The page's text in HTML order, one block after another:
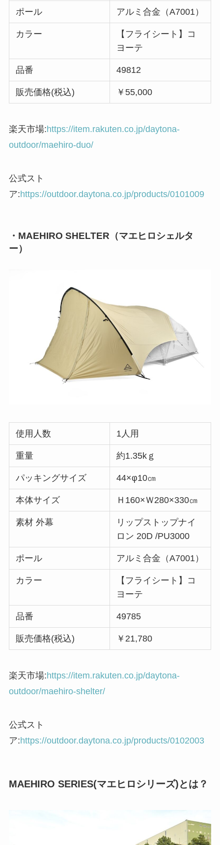
ポール アルミ合金（A7001）
カラー
【フライシート】コ
ヨーテ
品番 49812
販売価格(税込) ￥55,000
楽天市場:https://item.rakuten.co.jp/daytona-
outdoor/maehiro-duo/
公式スト
ア:https://outdoor.daytona.co.jp/products/0101009
・MAEHIRO SHELTER（マエヒロシェルタ
ー）
使用人数 1人用
重量 約1.35kｇ
パッキングサイズ 44×φ10㎝
本体サイズ Ｈ160×Ｗ280×330㎝
素材 外幕
リップストップナイ
ロン 20D /PU3000
ポール アルミ合金（A7001）
カラー
【フライシート】コ
ヨーテ
品番 49785
販売価格(税込) ￥21,780
楽天市場:https://item.rakuten.co.jp/daytona-
outdoor/maehiro-shelter/
公式スト
ア:https://outdoor.daytona.co.jp/products/0102003
MAEHIRO SERIES(マエヒロシリーズ)とは？